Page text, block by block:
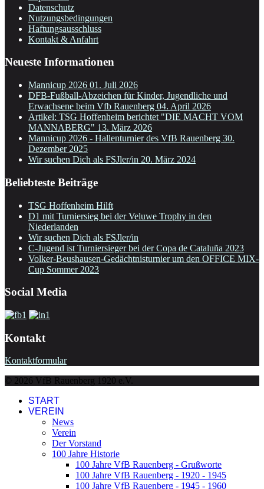
Datenschutz
Nutzungsbedingungen
Haftungsausschluss
Kontakt & Anfahrt
Neueste Informationen
Mannicup 2026 01. Juli 2026
DFB-Fußball-Abzeichen für Kinder, Jugendliche und
Erwachsene beim Vfb Rauenberg 04. April 2026
Artikel: TSG Hoffenheim berichtet "DIE MACHT VOM
MANNABERG" 13. März 2026
Mannicup 2026 - Hallenturnier des VfB Rauenberg 30.
Dezember 2025
Wir suchen Dich als FSJler/in 20. März 2024
Beliebteste Beiträge
TSG Hoffenheim Hilft
D1 mit Turniersieg bei der Veluwe Trophy in den
Niederlanden
Wir suchen Dich als FSJler/in
C-Jugend ist Turniersieger bei der Copa de Cataluña 2023
Volker-Beushausen-Gedächtnisturnier um den OFFICE MIX-
Cup Sommer 2023
Social Media
Kontakt
Kontaktformular
© 2026 VfB Rauenberg 1920 e.V.
START
VEREIN
News
Verein
Der Vorstand
100 Jahre Historie
100 Jahre VfB Rauenberg - Grußworte
100 Jahre VfB Rauenberg - 1920 - 1945
100 Jahre VfB Rauenberg - 1945 - 1960